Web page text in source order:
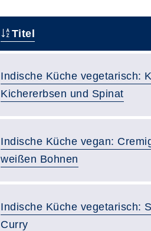
Titel
Indische Küche vegetarisch:
Kichererbsen und Spinat
Indische Küche vegan:
weißen Bohnen
Indische Küche vegetarisch:
Curry